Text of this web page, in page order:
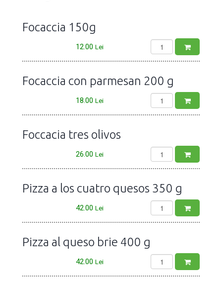
Focaccia 150g
12.00 Lei
Focaccia con parmesan 200 g
18.00 Lei
Foccacia tres olivos
26.00 Lei
Pizza a los cuatro quesos 350 g
42.00 Lei
Pizza al queso brie 400 g
42.00 Lei